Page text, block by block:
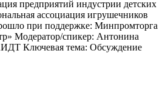
предприятий индустрии детских
ассоциация игрушечников
при поддержке: Минпромторга
Модератор/спикер: Антонина
Ключевая тема: Обсуждение